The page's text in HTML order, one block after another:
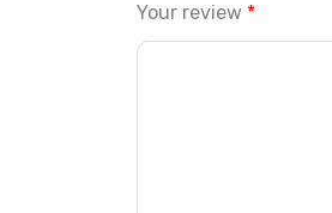
Your review *